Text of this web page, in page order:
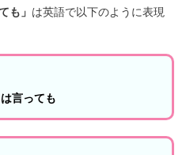
も」 は英語で以下のように表現
言っても